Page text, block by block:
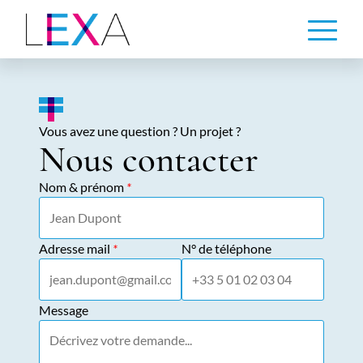
contenu
Vous avez une question ? Un projet ?
Nous contacter
Nom & prénom *
Adresse mail * N° de téléphone
Message